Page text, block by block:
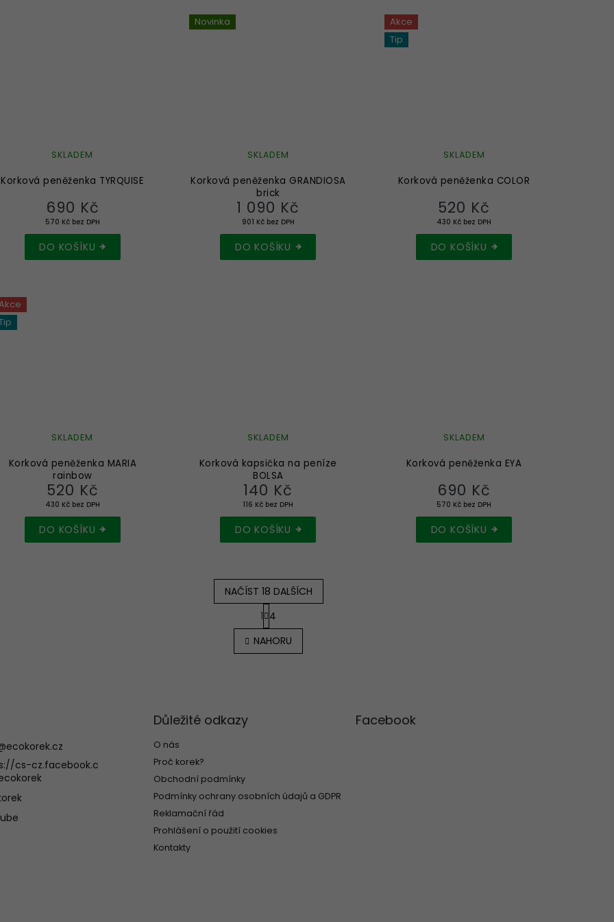
Korková peněženka TYRQUISE
SKLADEM
570 Kč bez DPH
690 Kč
DO KOŠÍKU
Novinka
Korková peněženka GRANDIOSA
brick
SKLADEM
901 Kč bez DPH
1 090 Kč
DO KOŠÍKU
Akce
Tip
Korková peněženka COLOR
SKLADEM
430 Kč bez DPH
520 Kč
DO KOŠÍKU
Korková peněženka MARIA
rainbow
SKLADEM
430 Kč bez DPH
520 Kč
DO KOŠÍKU
Korková kapsička na peníze
BOLSA
SKLADEM
116 Kč bez DPH
140 Kč
DO KOŠÍKU
Korková peněženka EYA
SKLADEM
570 Kč bez DPH
690 Kč
DO KOŠÍKU
O
v
v
ý
i
NAČÍST 18 DALŠÍCH
S
t
r
á
n
1 4
NAHORU
ecokorek.cz
cs-cz.facebook.c
Důležité odkazy
O nás
Proč korek?
Obchodní podmínky
Podmínky ochrany osobních údajů a GDPR
Reklamační řád
Prohlášení o použití cookies
Kontakty
Facebook